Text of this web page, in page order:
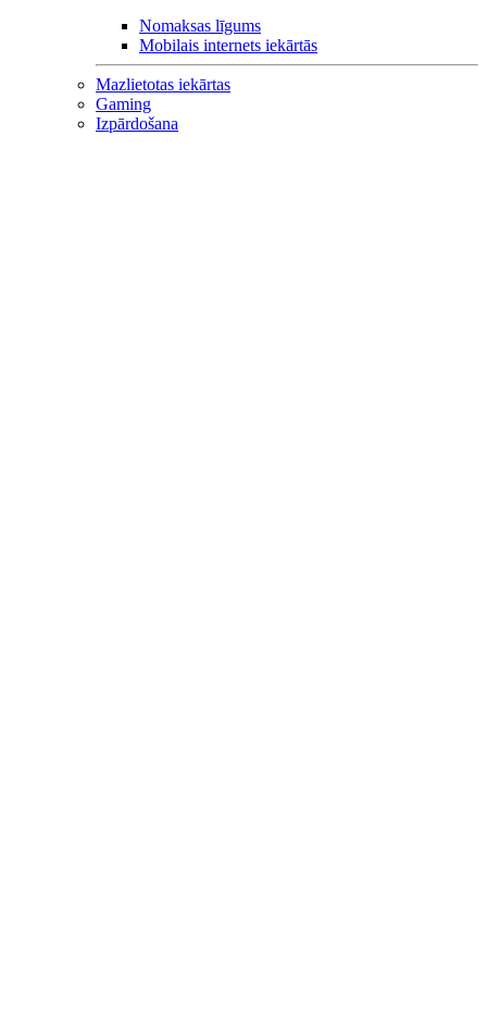
Nomaksas līgums
Mobilais internets iekārtās
Mazlietotas iekārtas
Gaming
Izpārdošana